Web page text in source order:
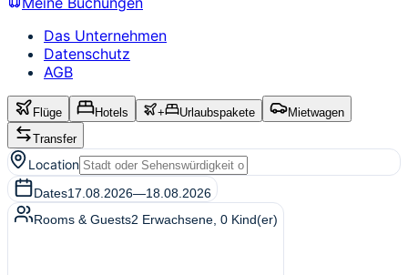
Das Unternehmen
Datenschutz
AGB
Flüge Hotels + Urlaubspakete
Mietwagen
Transfer
Location
Dates17.08.2026—18.08.2026
Rooms & Guests2 Erwachsene 0 Kind(er)